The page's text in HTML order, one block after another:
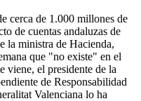
cerca de 1.000 millones de
de cuentas andaluzas de
la ministra de Hacienda,
que "no existe" en el
viene, el presidente de la
de Responsabilidad
Valenciana lo ha